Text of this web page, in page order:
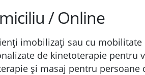
/ Online
imobilizați sau cu mobilitate
de kinetoterapie pentru
și masaj pentru persoane